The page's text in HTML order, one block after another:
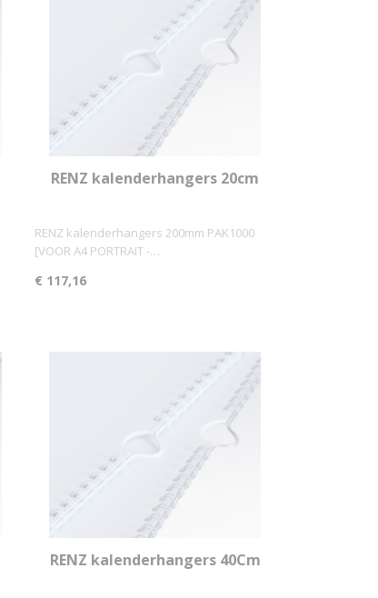
RENZ kalenderhangers 20cm
RENZ kalenderhangers 200mm PAK1000
[VOOR A4 PORTRAIT -…
€ 117,16
RENZ kalenderhangers 40Cm